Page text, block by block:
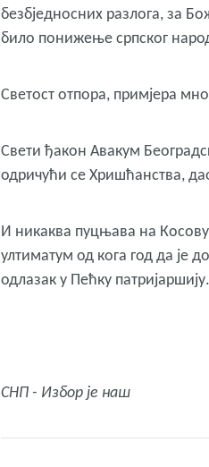
безбједносних разлога, за
било понижење српског
Светост отпора, примјера
Свети ђакон Авакум
одричући се Хришћанства,
И никаква пуцњава на Косову,
ултиматум од кога год да је
одлазак у Пећку патријаршију.
СНП - Избор је наш